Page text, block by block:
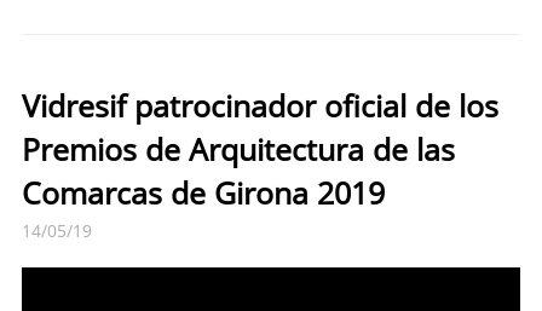
Vidresif patrocinador oficial de los
Premios de Arquitectura de las
Comarcas de Girona 2019
14/05/19